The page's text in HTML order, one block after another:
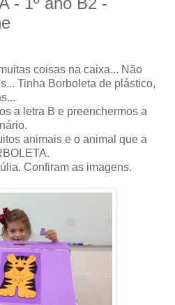
coisas na caixa... Não
Tinha Borboleta de plástico,
a letra B e preenchermos a
animais e o animal que a
Confiram as imagens.